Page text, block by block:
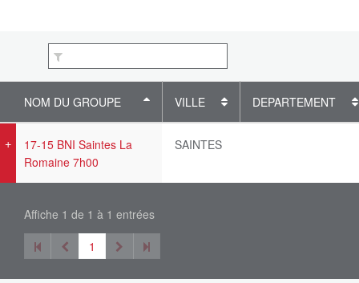
17-15 BNI Saintes La
Romaine 7h00
SAINTES
NOM DU GROUPE VILLE DEPARTEMENT
Affiche 1 de 1 à 1 entrées
1